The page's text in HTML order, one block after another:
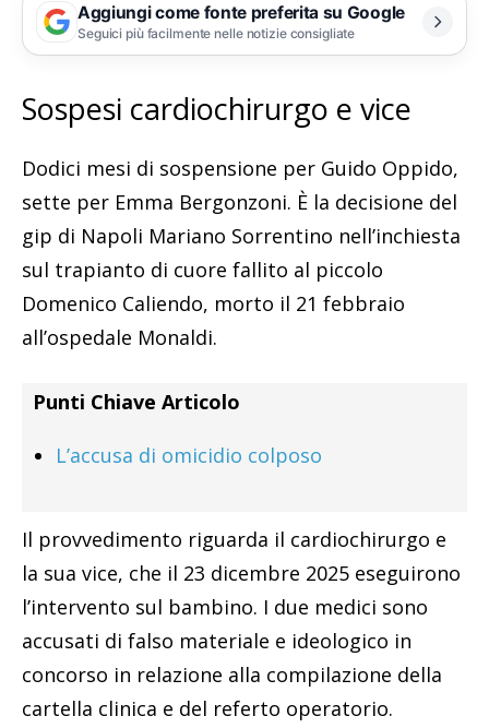
Aggiungi come fonte preferita su Google
Seguici più facilmente nelle notizie consigliate
Sospesi cardiochirurgo e vice
Dodici mesi di sospensione per Guido Oppido,
sette per Emma Bergonzoni. È la decisione del
gip di Napoli Mariano Sorrentino nell’inchiesta
sul trapianto di cuore fallito al piccolo
Domenico Caliendo, morto il 21 febbraio
all’ospedale Monaldi.
Punti Chiave Articolo
L’accusa di omicidio colposo
Il provvedimento riguarda il cardiochirurgo e
la sua vice, che il 23 dicembre 2025 eseguirono
l’intervento sul bambino. I due medici sono
accusati di falso materiale e ideologico in
concorso in relazione alla compilazione della
cartella clinica e del referto operatorio.